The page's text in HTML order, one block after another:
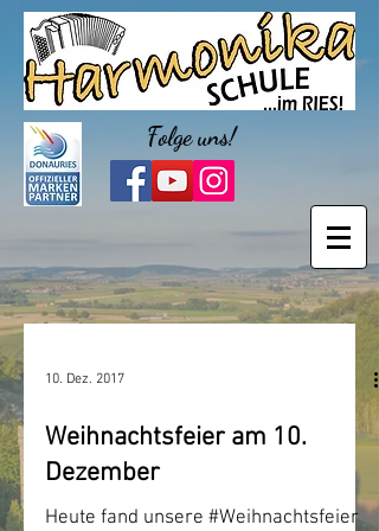
Folge uns!
10. Dez. 2017
Weihnachtsfeier am 10.
Dezember
Heute fand unsere #Weihnachtsfeier